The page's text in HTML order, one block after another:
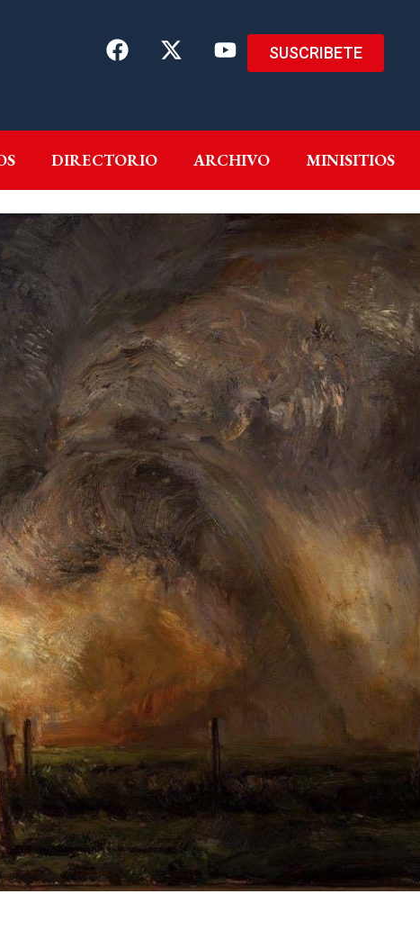
SUSCRIBETE
DIRECTORIO ARCHIVO MINISITIOS
GENEROS DIRECTORIO ARCHIVO MINISITIOS